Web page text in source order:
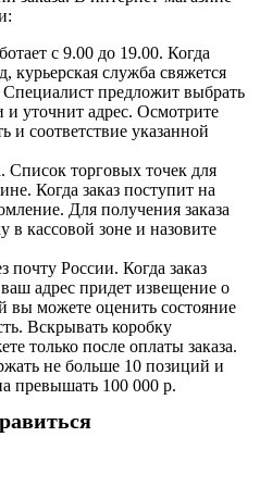
с 9.00 до 19.00. Когда
курьерская служба свяжется
Специалист предложит выбрать
и уточнит адрес. Осмотрите
и соответствие указанной
Список торговых точек для
Когда заказ поступит на
Для получения заказа
в кассовой зоне и назовите
почту России. Когда заказ
адрес придет извещение о
вы можете оценить состояние
Вскрывать коробку
только после оплаты заказа.
не больше 10 позиций и
превышать 100 000 р.